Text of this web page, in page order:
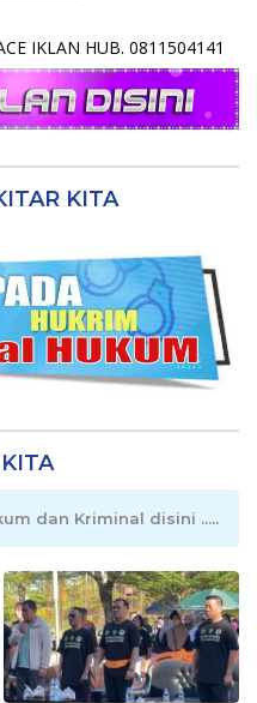
KITA
dan Kriminal disini .....